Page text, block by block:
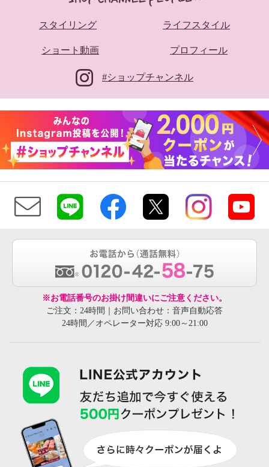
スタイリング ライフスタイル
ショート動画 プロフィール
#ショップチャンネル
※お電話番号のお掛け間違いにご注意ください。
ご注文：24時間｜お問い合わせ：音声自動応答
24時間／オペレーター対応 9:00～21:00